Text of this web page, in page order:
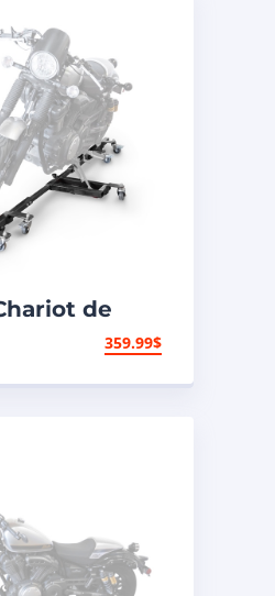
de
long pour
– sortie
lb
359.99$